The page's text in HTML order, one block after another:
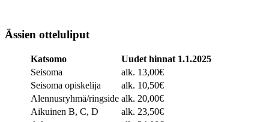
Ässien otteluliput
Katsomo
Uudet hinnat 1.1.2025
Seisoma
alk. 13,00€
Seisoma opiskelija
alk. 10,50€
Alennusryhmä/ringside alk. 20,00€
Aikuinen B, C, D
alk. 23,50€